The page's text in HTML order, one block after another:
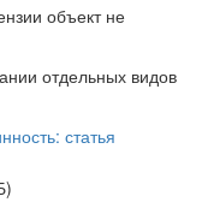
объект не
отдельных видов
статья